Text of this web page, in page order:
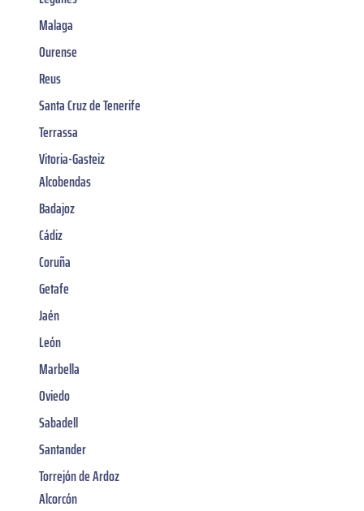
Malaga
Ourense
Reus
Santa Cruz de Tenerife
Terrassa
Vitoria-Gasteiz
Alcobendas
Badajoz
Cádiz
Coruña
Getafe
Jaén
León
Marbella
Oviedo
Sabadell
Santander
Torrejón de Ardoz
Alcorcón